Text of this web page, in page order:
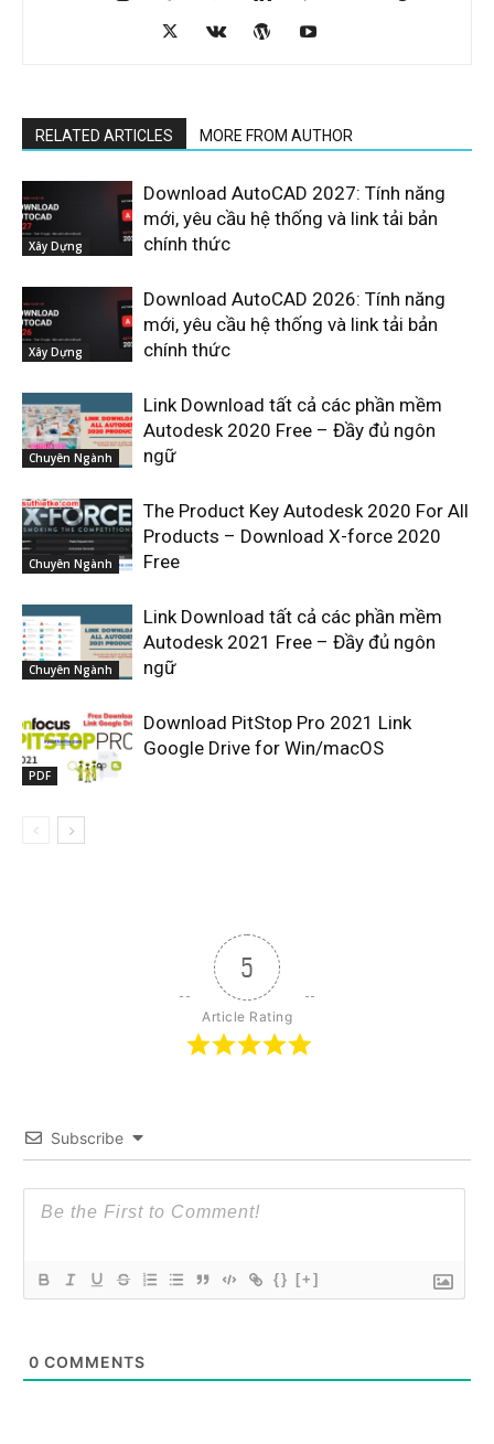
RELATED ARTICLES MORE FROM AUTHOR
Xây Dựng
Download AutoCAD 2027: Tính năng
mới, yêu cầu hệ thống và link tải bản
chính thức
Xây Dựng
Download AutoCAD 2026: Tính năng
mới, yêu cầu hệ thống và link tải bản
chính thức
Chuyên Ngành
Link Download tất cả các phần mềm
Autodesk 2020 Free – Đầy đủ ngôn
ngữ
Chuyên Ngành
The Product Key Autodesk 2020 For All
Products – Download X-force 2020
Free
Chuyên Ngành
Link Download tất cả các phần mềm
Autodesk 2021 Free – Đầy đủ ngôn
ngữ
PDF
Download PitStop Pro 2021 Link
Google Drive for Win/macOS
5
Article Rating
Subscribe
{} [+]
0 COMMENTS